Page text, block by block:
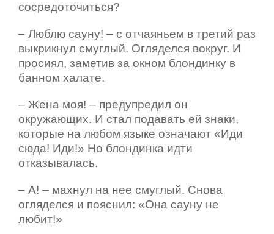
сосредоточиться?
– Люблю сауну! – с отчаяньем в третий раз
выкрикнул смуглый. Огляделся вокруг. И
просиял, заметив за окном блондинку в
банном халате.
– Жена моя! – предупредил он
окружающих. И стал подавать ей знаки,
которые на любом языке означают «Иди
сюда! Иди!» Но блондинка идти
отказывалась.
– А! – махнул на нее смуглый. Снова
огляделся и пояснил: «Она сауну не
любит!»